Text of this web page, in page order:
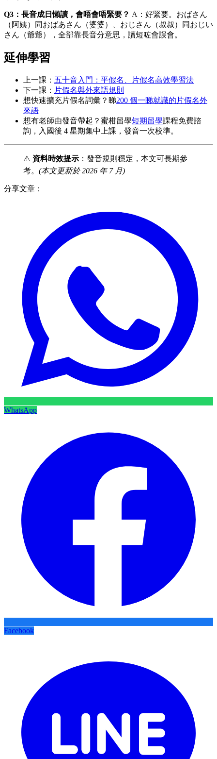
Q3：長音成日懶讀，會唔會唔緊要？ A：好緊要。おばさん
（阿姨）同おばあさん（婆婆）、おじさん（叔叔）同おじい
さん（爺爺），全部靠長音分意思，讀短咗會誤會。
延伸學習
上一課： 五十音入門：平假名、片假名高效學習法
下一課： 片假名與外來語規則
想快速擴充片假名詞彙？睇200 個一睇就識的片假名外
來語
想有老師由發音帶起？蜜柑留學短期留學課程免費諮
詢，入國後 4 星期集中上課，發音一次校準。
⚠️ 資料時效提示 ：發音規則穩定，本文可長期參
考。 (本文更新於 2026 年 7 月)
分享文章：
WhatsApp
Facebook